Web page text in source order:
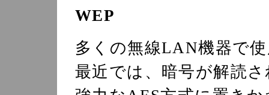
WEP
多くの無線LAN機器で
最近では、暗号が解読